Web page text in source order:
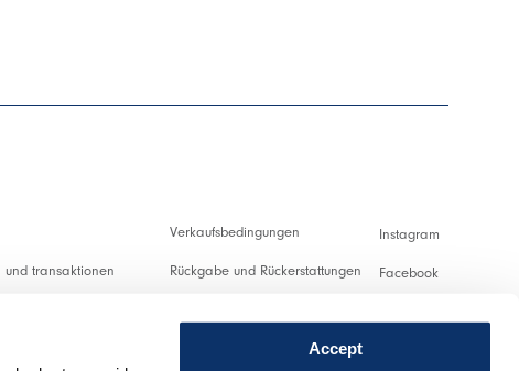
Accept
und transaktionen
Verkaufsbedingungen
Rückgabe und Rückerstattungen
Instagram
Facebook